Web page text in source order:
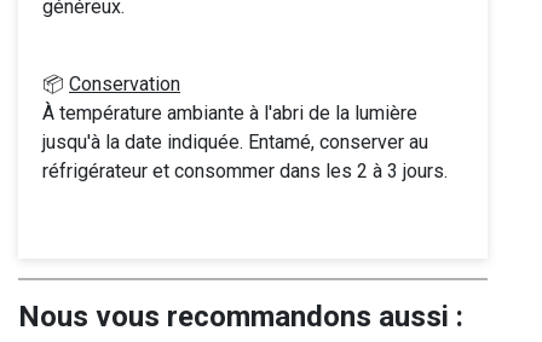
généreux.
📦 Conservation
À température ambiante à l'abri de la lumière
jusqu'à la date indiquée. Entamé, conserver au
réfrigérateur et consommer dans les 2 à 3 jours.
Nous vous recommandons aussi :